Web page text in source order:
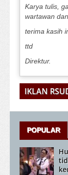
Karya tulis,
wartawan
terima kasih
ttd
Direktur.
IKLAN
POPULAR